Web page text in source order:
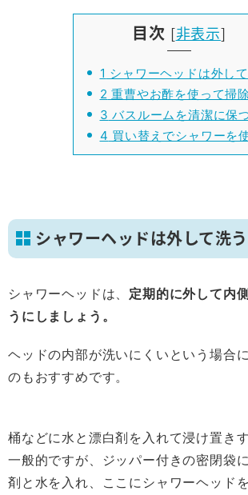
目次 [非表示]
1 シャワーヘッドは外し
2 重曹やお酢を使って掃
3 バスルームを清潔に保
4 買い替えでシャワーを
シャワーヘッドは外して洗う
シャワーヘッドは、 定期的に外して内
うにしましょう。
ヘッドの内部が洗いにくいという場合
のもおすすめです。
桶などに水と漂白剤を入れて浸け置き
一般的ですが、ジッパー付きの密閉袋
剤と水を入れ、ここにシャワーヘッド